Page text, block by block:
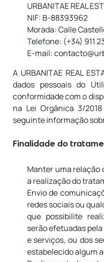
URBANITAE REAL
NIF: B-88393962
Morada: Calle
Telefone: (+34) 911
E-mail:
A URBANITAE REAL
dados pessoais do
conformidade com o
na Lei Orgânica 3/
seguinte informação
Finalidade do
Manter uma relação
a realização do
Envio de
redes sociais ou
que possibilite
serão efetuadas
e serviços, ou dos
estabelecido algum